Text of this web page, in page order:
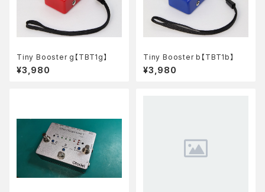
Tiny Booster g【TBT1g】
¥3,980
Tiny Booster b【TBT1b】
¥3,980